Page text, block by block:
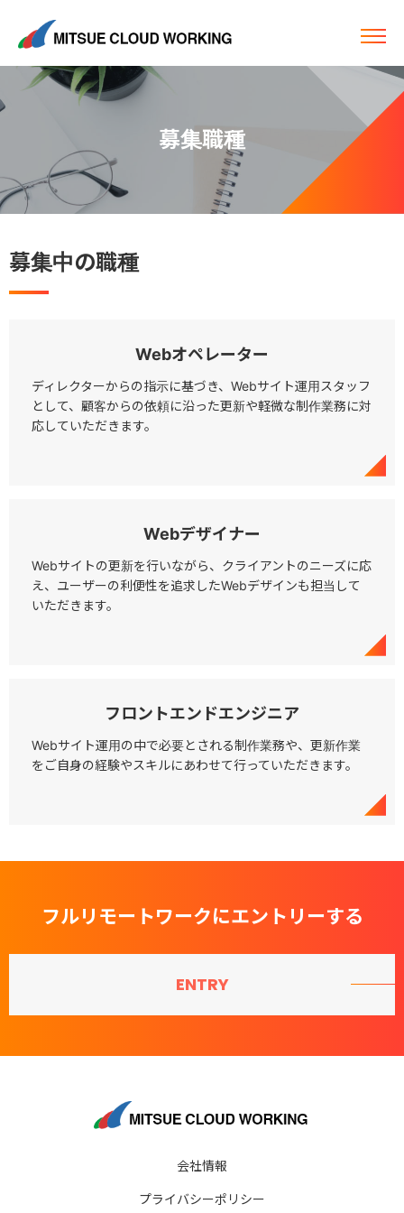
募集職種
募集中の職種
Webオペレーター
ディレクターからの指示に基づき、Webサイト運用スタッフ
として、顧客からの依頼に沿った更新や軽微な制作業務に対
応していただきます。
Webデザイナー
Webサイトの更新を行いながら、クライアントのニーズに応
え、ユーザーの利便性を追求したWebデザインも担当して
いただきます。
フロントエンドエンジニア
Webサイト運用の中で必要とされる制作業務や、更新作業
をご自身の経験やスキルにあわせて行っていただきます。
フルリモートワークにエントリーする
ENTRY
会社情報
プライバシーポリシー